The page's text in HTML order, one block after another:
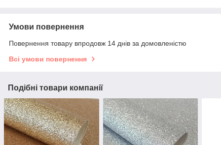
Умови повернення
Повернення товару впродовж 14 днів за домовленістю
Всі умови повернення
Подібні товари компанії